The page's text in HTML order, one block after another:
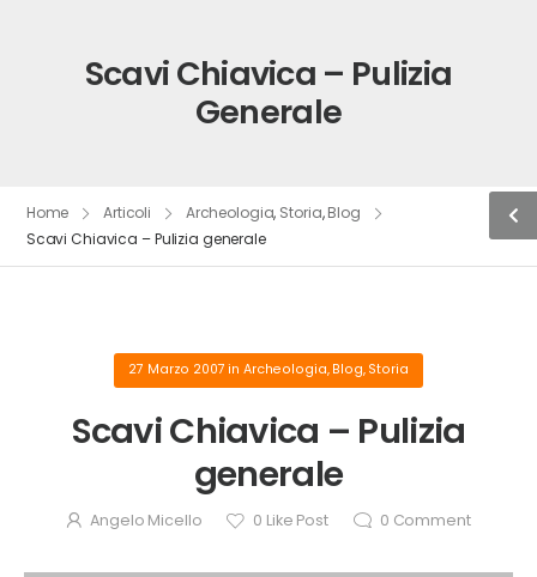
Scavi Chiavica – Pulizia
Generale
Home Articoli Archeologia, Storia,Blog
Scavi Chiavica – Pulizia generale
27 Marzo 2007 inArcheologia, Blog, Storia
Scavi Chiavica – Pulizia
generale
Angelo Micello 0 Like Post 0 Comment